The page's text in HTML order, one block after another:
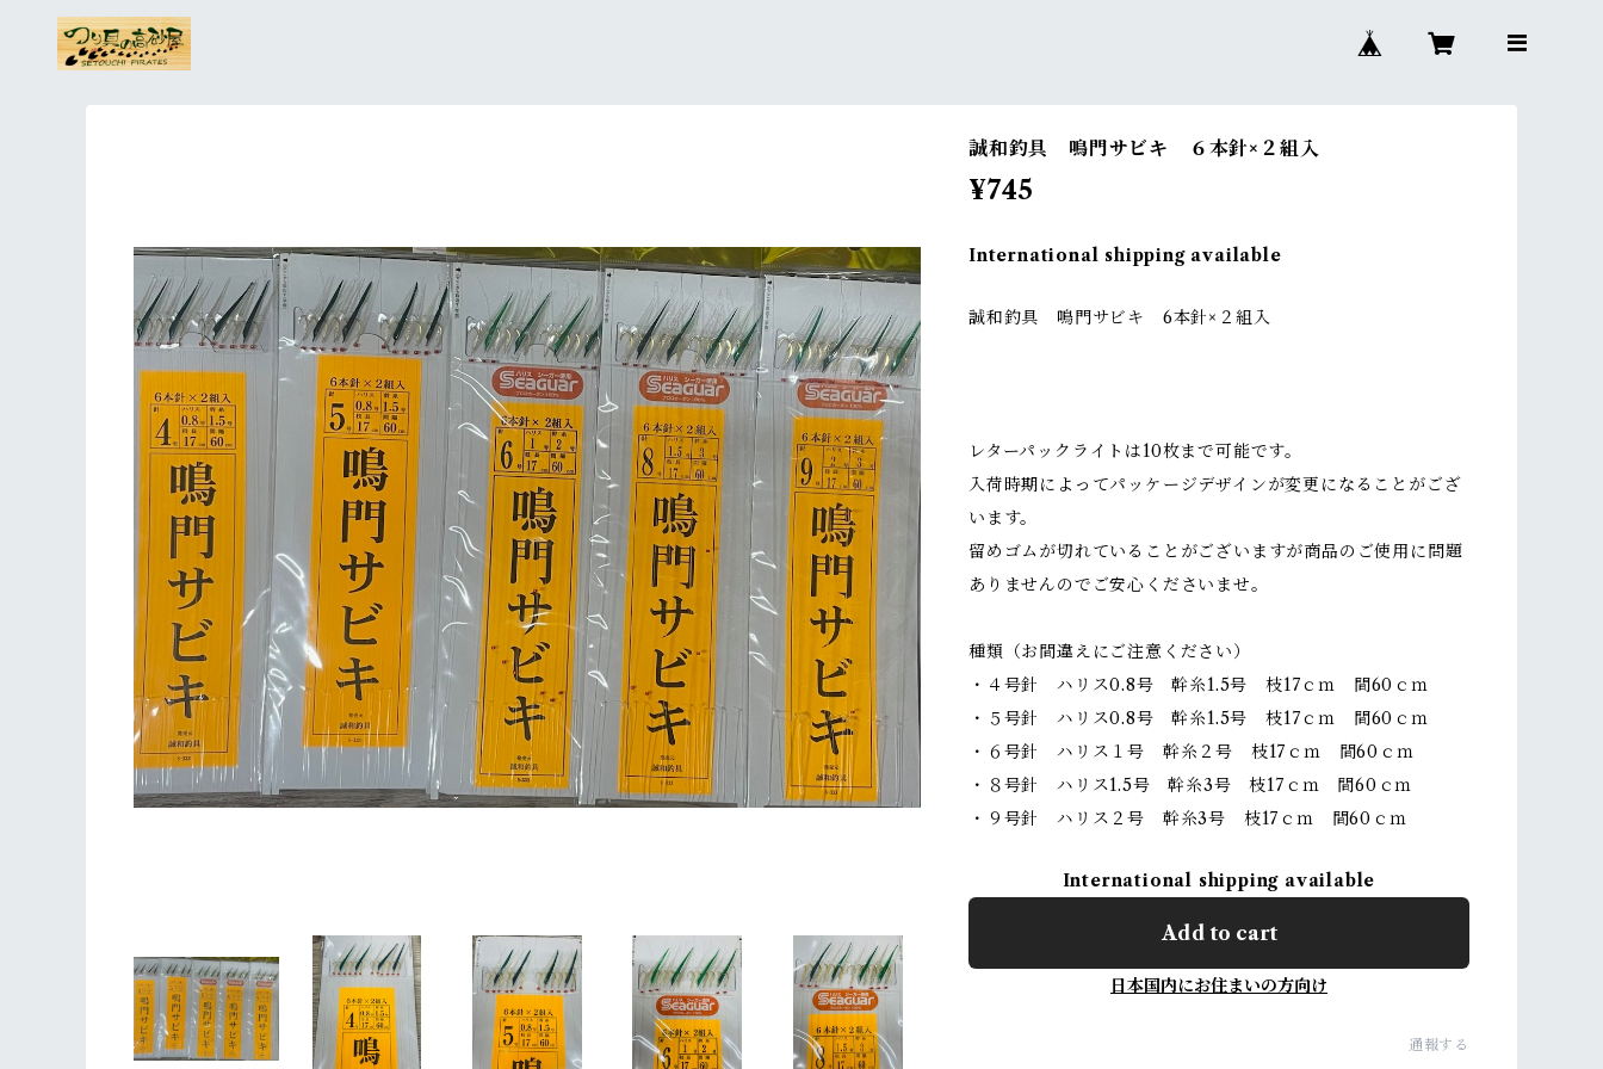
誠和釣具 鳴門サビキ ６本針×２組入
¥745
International shipping available
誠和釣具 鳴門サビキ 6本針×２組入
レターパックライトは10枚まで可能です。
入荷時期によってパッケージデザインが変更になることがござ
います。
留めゴムが切れていることがございますが商品のご使用に問題
ありませんのでご安心くださいませ。
種類（お間違えにご注意ください）
・４号針 ハリス0.8号 幹糸1.5号 枝17ｃｍ 間60ｃｍ
・５号針 ハリス0.8号 幹糸1.5号 枝17ｃｍ 間60ｃｍ
・６号針 ハリス１号 幹糸２号 枝17ｃｍ 間60ｃｍ
・８号針 ハリス1.5号 幹糸3号 枝17ｃｍ 間60ｃｍ
・９号針 ハリス２号 幹糸3号 枝17ｃｍ 間60ｃｍ
International shipping available
Add to cart
日本国内にお住まいの方向け
通報する